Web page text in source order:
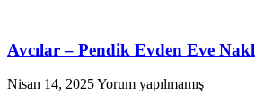
Avcılar – Pendik Evden Eve
Nisan 14, 2025Yorum yapılmamış